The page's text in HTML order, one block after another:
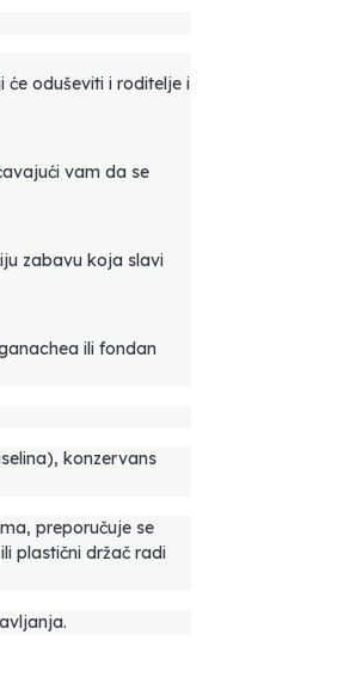
oduševiti i roditelje i
vam da se
zabavu koja slavi
ili fondan
konzervans
preporučuje se
plastični držač radi